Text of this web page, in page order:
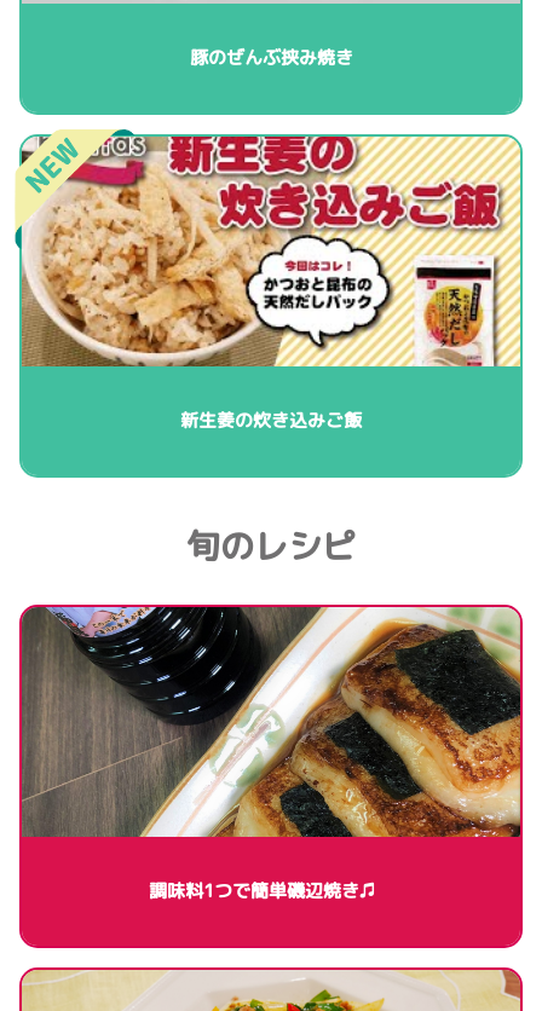
豚のぜんぶ挟み焼き
新生姜の炊き込みご飯
旬のレシピ
調味料1つで簡単磯辺焼き♫